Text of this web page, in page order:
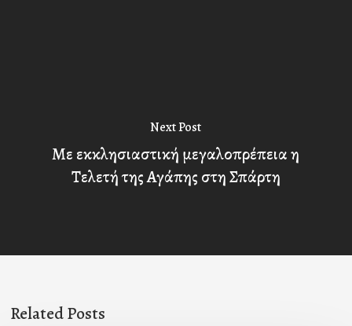
Next Post
Με εκκλησιαστική μεγαλοπρέπεια η
Τελετή της Αγάπης στη Σπάρτη
Related Posts